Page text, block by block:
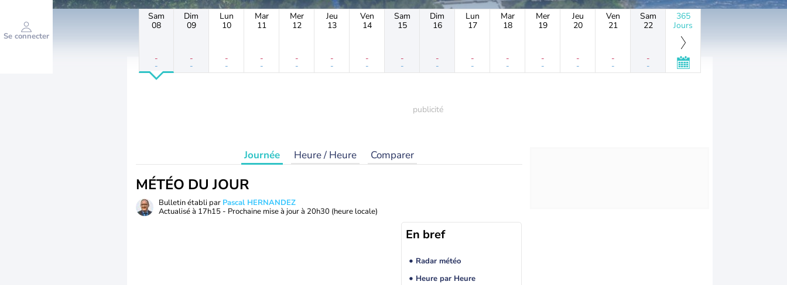
Se connecter
Sam
08
-
-
Dim
09
-
-
Lun
10
-
-
Mar
11
-
-
Mer
12
-
-
Jeu
13
-
-
Ven
14
-
-
Sam
15
-
-
Dim
16
-
-
Lun
17
-
-
Mar
18
-
-
Mer
19
-
-
Jeu
20
-
-
Ven
21
-
-
Sam
22
-
-
365
Jours
Journée Heure / Heure Comparer
MÉTÉO DU JOUR
Bulletin établi par Pascal HERNANDEZ
Actualisé à 17h15 - Prochaine mise à jour à 20h30 (heure locale)
En bref
Radar météo
Heure par Heure